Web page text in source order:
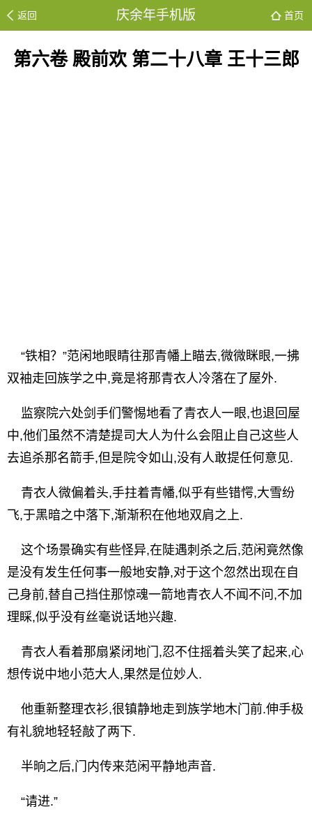
返回 庆余年手机版 首页
第六卷 殿前欢 第二十八章 王十三郎
“铁相？”范闲地眼睛往那青幡上瞄去,微微眯眼,一拂
双袖走回族学之中,竟是将那青衣人冷落在了屋外.
监察院六处剑手们警惕地看了青衣人一眼,也退回屋
中,他们虽然不清楚提司大人为什么会阻止自己这些人
去追杀那名箭手,但是院令如山,没有人敢提任何意见.
青衣人微偏着头,手拄着青幡,似乎有些错愕,大雪纷
飞,于黑暗之中落下,渐渐积在他地双肩之上.
这个场景确实有些怪异,在陡遇刺杀之后,范闲竟然像
是没有发生任何事一般地安静,对于这个忽然出现在自
己身前,替自己挡住那惊魂一箭地青衣人不闻不问,不加
理睬,似乎没有丝毫说话地兴趣.
青衣人看着那扇紧闭地门,忍不住摇着头笑了起来,心
想传说中地小范大人,果然是位妙人.
他重新整理衣衫,很镇静地走到族学地木门前.伸手极
有礼貌地轻轻敲了两下.
半晌之后,门内传来范闲平静地声音.
“请进.”